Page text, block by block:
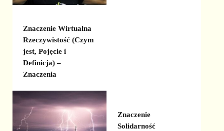
Znaczenie Wirtualna
Rzeczywistość (Czym
jest, Pojęcie i
Definicja) –
Znaczenia
Znaczenie
Solidarność